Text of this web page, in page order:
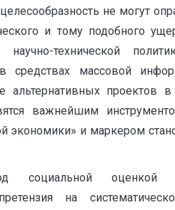
не могут
и тому подобного
технической
средствах массовой
альтернативных проектов в
важнейшим
экономики» и маркером
социальной оценкой
на